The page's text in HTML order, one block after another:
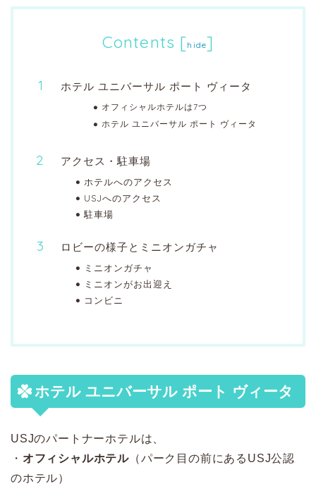
Contents [hide]
ホテル ユニバーサル ポート ヴィータ
オフィシャルホテルは7つ
ホテル ユニバーサル ポート ヴィータ
アクセス・駐車場
ホテルへのアクセス
USJへのアクセス
駐車場
ロビーの様子とミニオンガチャ
ミニオンガチャ
ミニオンがお出迎え
コンビニ
ホテル ユニバーサル ポート ヴィータ
USJのパートナーホテルは、
・ オフィシャルホテル （パーク目の前にあるUSJ公認
のホテル）